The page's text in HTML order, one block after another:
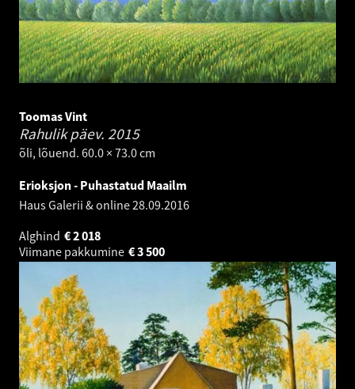
Toomas Vint
Rahulik päev. 2015
õli, lõuend. 60.0 × 73.0 cm
Erioksjon - Puhastatud Maailm
Haus Galerii & online28.09.2016
Alghind
2 018
€
Viimane pakkumine
3 500
€